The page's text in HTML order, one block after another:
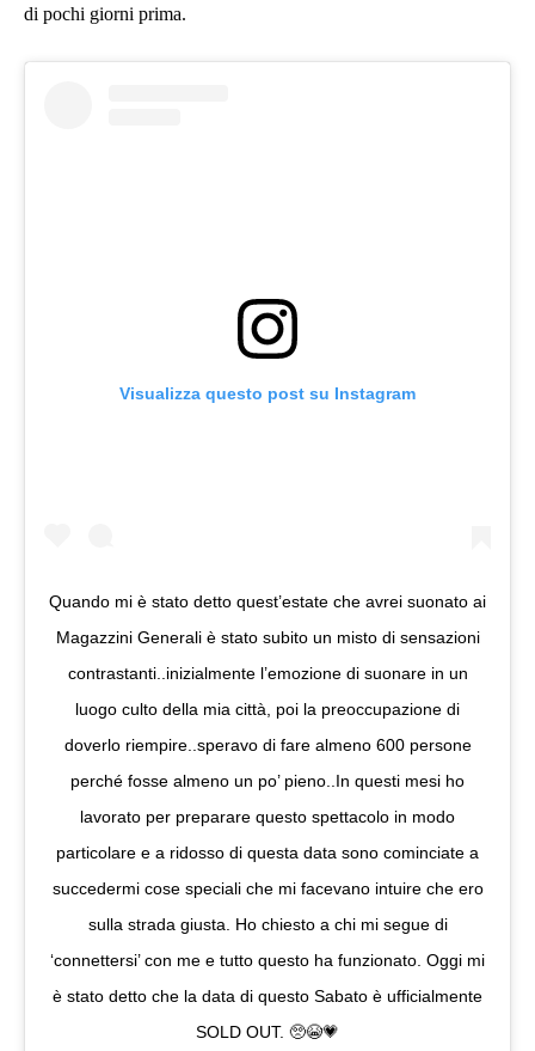
di pochi giorni prima.
Visualizza questo post su Instagram
Quando mi è stato detto quest’estate che avrei suonato ai
Magazzini Generali è stato subito un misto di sensazioni
contrastanti..inizialmente l’emozione di suonare in un
luogo culto della mia città, poi la preoccupazione di
doverlo riempire..speravo di fare almeno 600 persone
perché fosse almeno un po’ pieno..In questi mesi ho
lavorato per preparare questo spettacolo in modo
particolare e a ridosso di questa data sono cominciate a
succedermi cose speciali che mi facevano intuire che ero
sulla strada giusta. Ho chiesto a chi mi segue di
‘connettersi’ con me e tutto questo ha funzionato. Oggi mi
è stato detto che la data di questo Sabato è ufficialmente
SOLD OUT. 🥺😭💗